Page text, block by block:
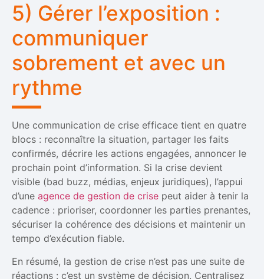
5) Gérer l’exposition :
communiquer
sobrement et avec un
rythme
Une communication de crise efficace tient en quatre
blocs : reconnaître la situation, partager les faits
confirmés, décrire les actions engagées, annoncer le
prochain point d’information. Si la crise devient
visible (bad buzz, médias, enjeux juridiques), l’appui
d’une agence de gestion de crise peut aider à tenir la
cadence : prioriser, coordonner les parties prenantes,
sécuriser la cohérence des décisions et maintenir un
tempo d’exécution fiable.
En résumé, la gestion de crise n’est pas une suite de
réactions : c’est un système de décision. Centralisez